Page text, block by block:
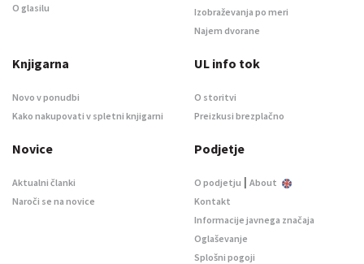
O glasilu
Izobraževanja po meri
Najem dvorane
Knjigarna
Novo v ponudbi
Kako nakupovati v spletni knjigarni
UL info tok
O storitvi
Preizkusi brezplačno
Novice
Aktualni članki
Naroči se na novice
Podjetje
O podjetju | About
Kontakt
Informacije javnega značaja
Oglaševanje
Splošni pogoji